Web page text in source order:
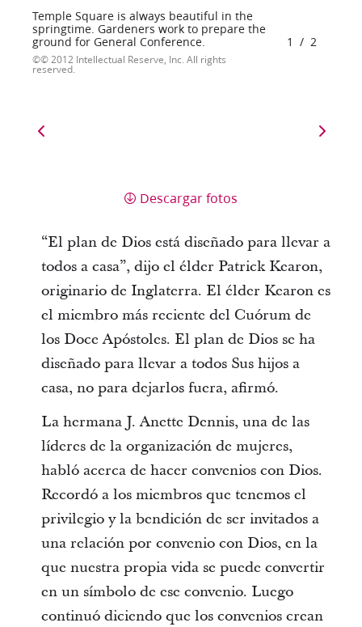
Temple Square is always beautiful in the
springtime. Gardeners work to prepare the
ground for General Conference.
© 2012 Intellectual Reserve, Inc. All rights
reserved.
1 / 2
Descargar fotos
“El plan de Dios está diseñado para llevar a
todos a casa”, dijo el élder Patrick Kearon,
originario de Inglaterra. El élder Kearon es
el miembro más reciente del Cuórum de
los Doce Apóstoles. El plan de Dios se ha
diseñado para llevar a todos Sus hijos a
casa, no para dejarlos fuera, afirmó.
La hermana J. Anette Dennis, una de las
líderes de la organización de mujeres,
habló acerca de hacer convenios con Dios.
Recordó a los miembros que tenemos el
privilegio y la bendición de ser invitados a
una relación por convenio con Dios, en la
que nuestra propia vida se puede convertir
en un símbolo de ese convenio. Luego
continuó diciendo que los convenios crean